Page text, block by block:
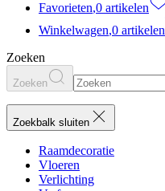
Favorieten,0 artikelen
Winkelwagen,0 artikelen
Zoeken
Zoeken
Zoekbalk sluiten
Raamdecoratie
Vloeren
Verlichting